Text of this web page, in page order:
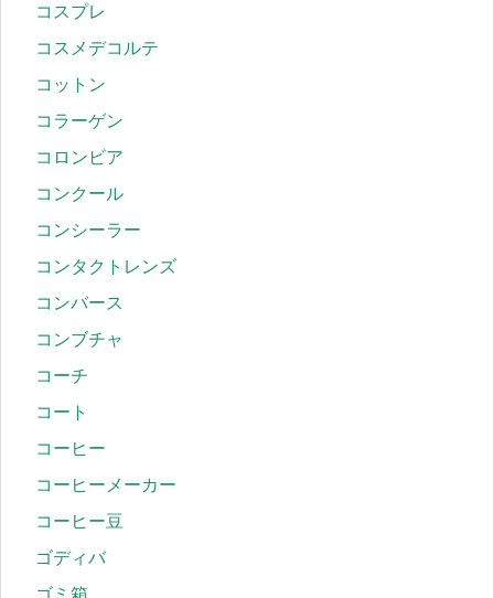
コスプレ
コスメデコルテ
コットン
コラーゲン
コロンビア
コンクール
コンシーラー
コンタクトレンズ
コンバース
コンブチャ
コーチ
コート
コーヒー
コーヒーメーカー
コーヒー豆
ゴディバ
ゴミ箱